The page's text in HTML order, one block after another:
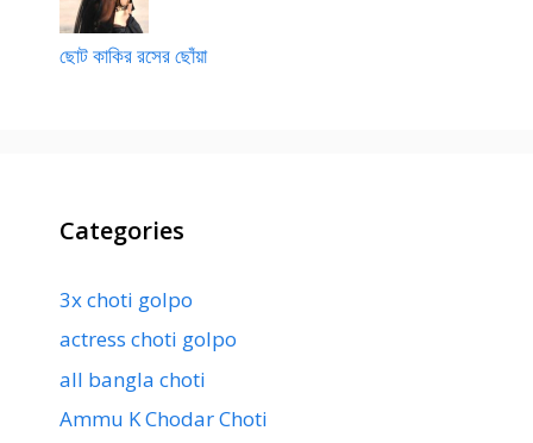
ছোট কাকির রসের ছোঁয়া
Categories
3x choti golpo
actress choti golpo
all bangla choti
Ammu K Chodar Choti